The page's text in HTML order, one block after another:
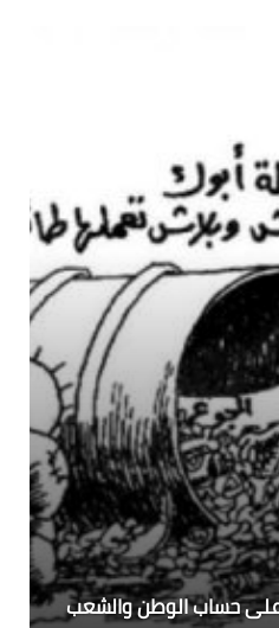
على حساب الوطن والشعب